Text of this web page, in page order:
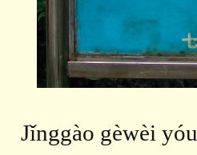
Jǐnggào gèwèi